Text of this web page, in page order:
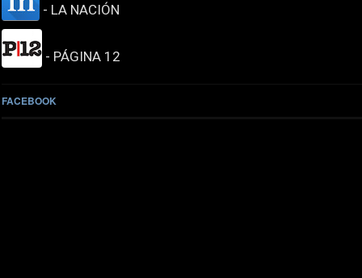
- LA NACIÓN
- PÁGINA 12
FACEBOOK